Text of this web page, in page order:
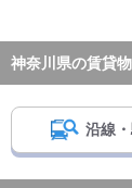
神奈川県の賃貸
沿線